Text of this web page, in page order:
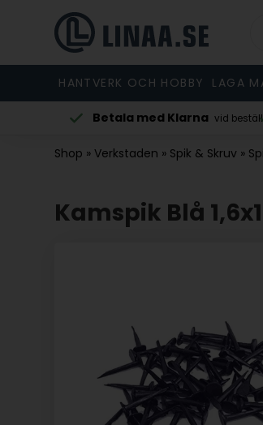
HANTVERK OCH HOBBY LAGA
Betala med Klarna vid
Shop »Verkstaden » Spik & Skruv »
Kamspik Blå